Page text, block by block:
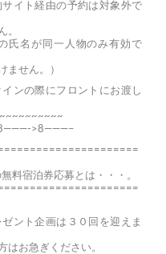
ト経由の予約は対象外で
。
氏名が同一人物のみ有効で
せん。）
の際にフロントにお渡し
>8———–
料宿泊券応募とは・・・。
ント企画は３０回を迎えま
はお急ぎください。